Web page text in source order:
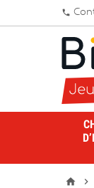
phone
 